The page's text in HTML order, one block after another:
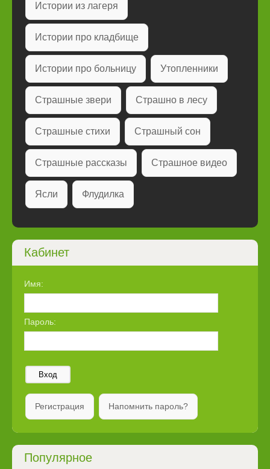
Истории из лагеря
Истории про кладбище
Истории про больницу Утопленники
Страшные звери Страшно в лесу
Страшные стихи Страшный сон
Страшные рассказы Страшное видео
Ясли Флудилка
Кабинет
Имя:
Пароль:
Вход
Регистрация Напомнить пароль?
Популярное